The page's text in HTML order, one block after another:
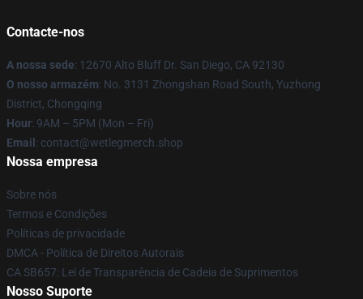
Contacte-nos
A nossa sede: 12670 Alto Bluff Dr. San Diego, CA 92130
O nosso armazém: No. 3131 Zhongshan Road South, Yuzhong
District, Chongqing
Hour: 9AM – 5PM (Mon – Fri)
Email : contact@wetlegmerch.shop
Nossa empresa
Sobre nós
Termos e Condições
Políticas de privacidade
DMCA - Política de Direitos Autorais
CA SB657: Lei de Transparência de Cadeia de Suprimentos
Nosso Suporte